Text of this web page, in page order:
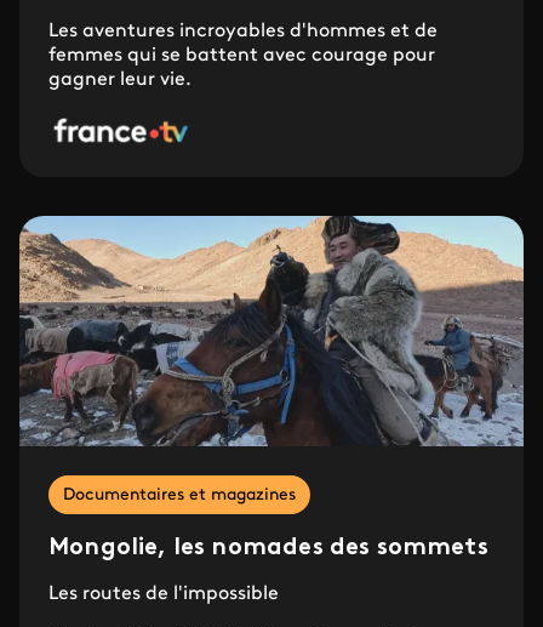
Les aventures incroyables d'hommes et de
femmes qui se battent avec courage pour
gagner leur vie.
Documentaires et magazines
Mongolie, les nomades des sommets
Les routes de l'impossible